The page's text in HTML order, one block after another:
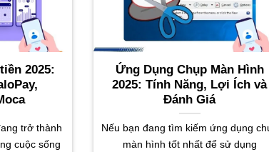
2025:
trở thành
cuộc sống
Ứng Dụng Chụp Màn Hình
2025: Tính Năng, Lợi Ích và
Đánh Giá
Nếu bạn đang tìm kiếm ứng dụng
màn hình tốt nhất để sử dụng